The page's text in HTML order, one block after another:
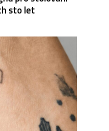
sto let